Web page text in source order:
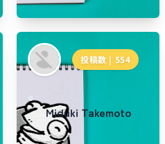
投稿数 | 554
Miduki Takemoto